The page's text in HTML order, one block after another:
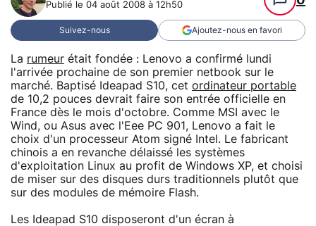
Publié le 04 août 2008 à 12h50
Suivez-nous Ajoutez-nous en favori
La rumeur était fondée : Lenovo a confirmé lundi
l'arrivée prochaine de son premier netbook sur le
marché. Baptisé Ideapad S10, cet ordinateur portable
de 10,2 pouces devrait faire son entrée officielle en
France dès le mois d'octobre. Comme MSI avec le
Wind, ou Asus avec l'Eee PC 901, Lenovo a fait le
choix d'un processeur Atom signé Intel. Le fabricant
chinois a en revanche délaissé les systèmes
d'exploitation Linux au profit de Windows XP, et choisi
de miser sur des disques durs traditionnels plutôt que
sur des modules de mémoire Flash.
Les Ideapad S10 disposeront d'un écran à